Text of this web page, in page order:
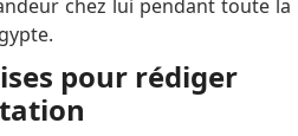
chez lui pendant toute la
pour rédiger